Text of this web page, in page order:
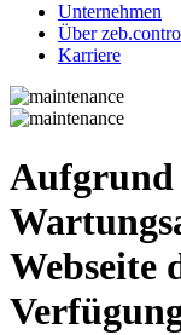
Unternehmen
Über
Karriere
Aufgrund
Webseite